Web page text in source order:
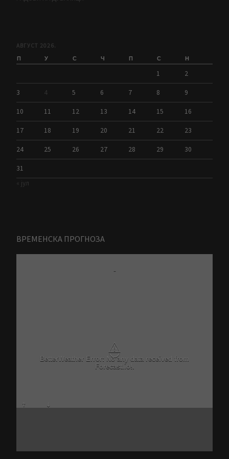
АВГУСТ 2026.
П У С Ч П С Н
1 2
3 4 5 6 7 8 9
10 11 12 13 14 15 16
17 18 19 20 21 22 23
24 25 26 27 28 29 30
31
« јул
ВРЕМЕНСКА ПРОГНОЗА
-
⚠
BetterWeather Error: No any data received from
Forecast.io!.